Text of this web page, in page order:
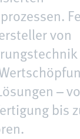
von
–
bis